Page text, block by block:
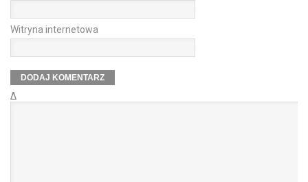
Witryna internetowa
Δ